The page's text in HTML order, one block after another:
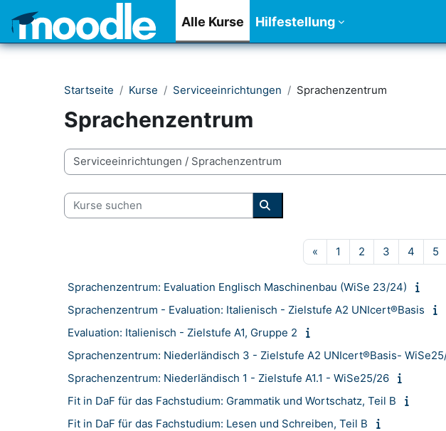
Alle Kurse Hilfestellung
Startseite Kurse Serviceeinrichtungen Sprachenzentrum
Sprachenzentrum
Kursbereiche
Kurse suchen
Kurse suchen
« Vorherige Seite
1 Seite 1
2 Seite 2
3 Seite 3
4 Seite 4
5
Sprachenzentrum: Evaluation Englisch Maschinenbau (WiSe 23/24)
Sprachenzentrum - Evaluation: Italienisch - Zielstufe A2 UNIcert®Basis
Evaluation: Italienisch - Zielstufe A1, Gruppe 2
Sprachenzentrum: Niederländisch 3 - Zielstufe A2 UNIcert®Basis-
Sprachenzentrum: Niederländisch 1 - Zielstufe A1.1 - WiSe25/26
Fit in DaF für das Fachstudium: Grammatik und Wortschatz, Teil B
Fit in DaF für das Fachstudium: Lesen und Schreiben, Teil B